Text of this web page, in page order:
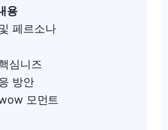
용
페르소나
심니즈
방안
모먼트